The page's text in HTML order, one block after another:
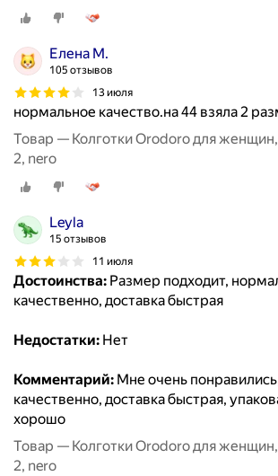
Елена М.
105 отзывов
13 июля
нормальное качество.на 44 взяла 2
Товар — Колготки Orodoro для
2, nero
Leyla
15 отзывов
11 июля
Достоинства: Размер подходит,
качественно, доставка быстрая
Недостатки: Нет
Комментарий: Мне очень
качественно, доставка быстрая,
хорошо
Товар — Колготки Orodoro для
2, nero